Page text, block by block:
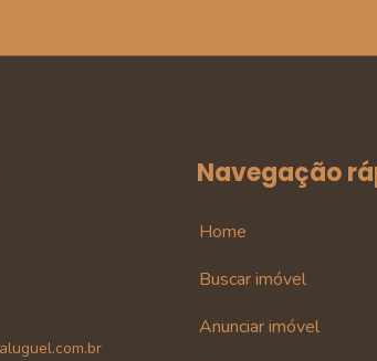
Navegação
Home
Buscar imóvel
Anunciar imóvel